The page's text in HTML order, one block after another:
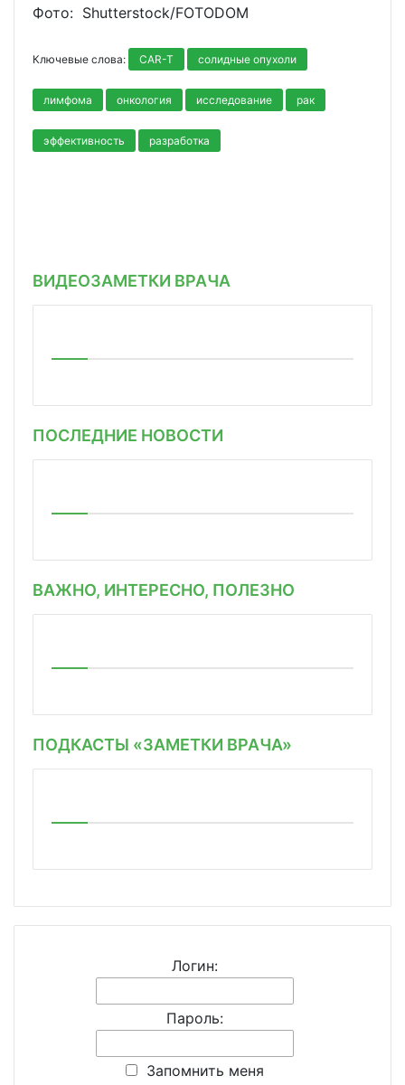
Фото: Shutterstoсk/FOTODOM
Ключевые слова: CAR-T солидные опухоли
лимфома онкология исследование рак
эффективность разработка
ВИДЕОЗАМЕТКИ ВРАЧА
ПОСЛЕДНИЕ НОВОСТИ
ВАЖНО, ИНТЕРЕСНО, ПОЛЕЗНО
ПОДКАСТЫ «ЗАМЕТКИ ВРАЧА»
Логин:
Пароль:
Запомнить меня